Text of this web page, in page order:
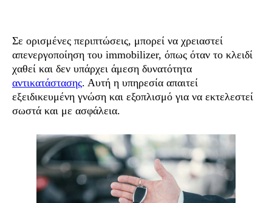
Σε ορισμένες περιπτώσεις, μπορεί να χρειαστεί
απενεργοποίηση του immobilizer, όπως όταν το κλειδί
χαθεί και δεν υπάρχει άμεση δυνατότητα
αντικατάστασης. Αυτή η υπηρεσία απαιτεί
εξειδικευμένη γνώση και εξοπλισμό για να εκτελεστεί
σωστά και με ασφάλεια.